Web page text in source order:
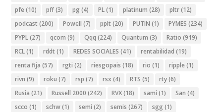
pfe (10) pff(3) pg (4) PL(1) platinum (28) pltr(12)
podcast (200) Powell (7) pplt (20) PUTIN (1) PYMES (234)
PYPL(27) qcom (9) Qqq (224) Quantum (3) Ratio (919)
RCL(1) rddt (1) REDES SOCIALES (41) rentabilidad (19)
renta fija (57) rgti (2) riesgopais (18) rio (1) ripple (1)
rivn (9) roku (7) rsp (7) rsx (4) RTS (5) rty(6)
Rusia (21) Russell 2000 (242) RVX(18) sami (1) San (4)
scco (1) schw(1) semi (2) semis (267) sgg (1)